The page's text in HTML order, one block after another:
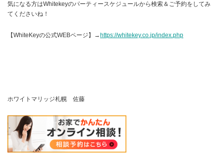
気になる方はWhitekeyのパーティースケジュールから検索＆ご予約をしてみ
てくださいね！
【WhiteKeyの公式WEBページ】→ https://whitekey.co.jp/index.php
ホワイトマリッジ札幌 佐藤